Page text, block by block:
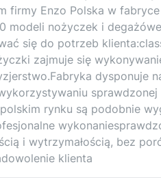
firmy Enzo Polska w
modeli nożyczek i
się do potrzeb
zajmuje się
dysponuje
rynku są podobnie
i wytrzymałością, bez
klienta